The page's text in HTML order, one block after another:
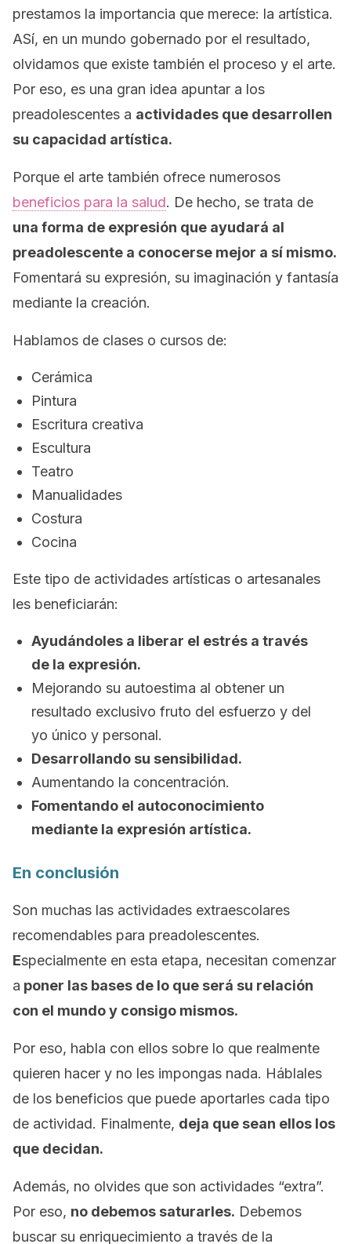
prestamos la importancia que merece: la artística.
ASí, en un mundo gobernado por el resultado,
olvidamos que existe también el proceso y el arte.
Por eso, es una gran idea apuntar a los
preadolescentes a actividades que desarrollen
su capacidad artística.
Porque el arte también ofrece numerosos
beneficios para la salud. De hecho, se trata de
una forma de expresión que ayudará al
preadolescente a conocerse mejor a sí mismo.
Fomentará su expresión, su imaginación y fantasía
mediante la creación.
Hablamos de clases o cursos de:
Cerámica
Pintura
Escritura creativa
Escultura
Teatro
Manualidades
Costura
Cocina
Este tipo de actividades artísticas o artesanales
les beneficiarán:
Ayudándoles a liberar el estrés a través
de la expresión.
Mejorando su autoestima al obtener un
resultado exclusivo fruto del esfuerzo y del
yo único y personal.
Desarrollando su sensibilidad.
Aumentando la concentración.
Fomentando el autoconocimiento
mediante la expresión artística.
En conclusión
Son muchas las actividades extraescolares
recomendables para preadolescentes.
Especialmente en esta etapa, necesitan comenzar
a poner las bases de lo que será su relación
con el mundo y consigo mismos.
Por eso, habla con ellos sobre lo que realmente
quieren hacer y no les impongas nada. Háblales
de los beneficios que puede aportarles cada tipo
de actividad. Finalmente, deja que sean ellos los
que decidan.
Además, no olvides que son actividades “extra”.
Por eso, no debemos saturarles. Debemos
buscar su enriquecimiento a través de la